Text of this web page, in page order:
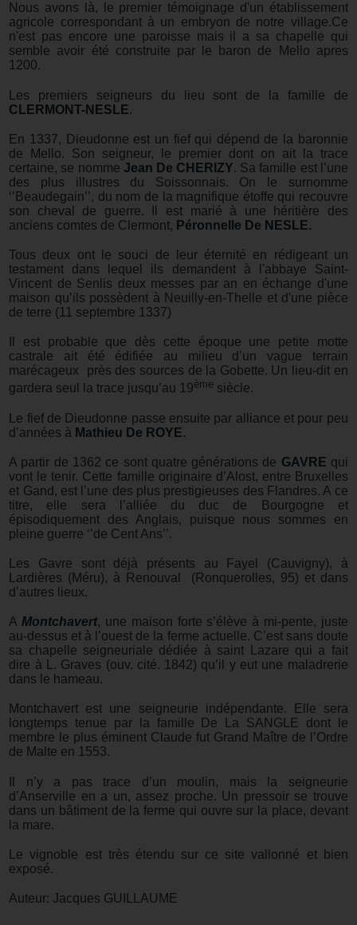
Nous avons là, le premier témoignage d'un établissement
agricole correspondant à un embryon de notre village.Ce
n'est pas encore une paroisse mais il a sa chapelle qui
semble avoir été construite par le baron de Mello apres
1200.
Les premiers seigneurs du lieu sont de la famille de
CLERMONT-NESLE.
En 1337, Dieudonne est un fief qui dépend de la baronnie
de Mello. Son seigneur, le premier dont on ait la trace
certaine, se nomme Jean De CHERIZY. Sa famille est l’une
des plus illustres du Soissonnais. On le surnomme
‘’Beaudegain’’, du nom de la magnifique étoffe qui recouvre
son cheval de guerre. Il est marié à une héritière des
anciens comtes de Clermont, Péronnelle De NESLE.
Tous deux ont le souci de leur éternité en rédigeant un
testament dans lequel ils demandent à l'abbaye Saint-
Vincent de Senlis deux messes par an en échange d'une
maison qu’ils possèdent à Neuilly-en-Thelle et d'une pièce
de terre (11 septembre 1337)
Il est probable que dès cette époque une petite motte
castrale ait été édifiée au milieu d’un vague terrain
marécageux près des sources de la Gobette. Un lieu-dit en
gardera seul la trace jusqu’au 19ème siècle.
Le fief de Dieudonne passe ensuite par alliance et pour peu
d’années à Mathieu De ROYE.
A partir de 1362 ce sont quatre générations de GAVRE qui
vont le tenir. Cette famille originaire d’Alost, entre Bruxelles
et Gand, est l’une des plus prestigieuses des Flandres. A ce
titre, elle sera l’alliée du duc de Bourgogne et
épisodiquement des Anglais, puisque nous sommes en
pleine guerre ‘’de Cent Ans’’.
Les Gavre sont déjà présents au Fayel (Cauvigny), à
Lardières (Méru), à Renouval (Ronquerolles, 95) et dans
d’autres lieux.
A Montchavert, une maison forte s’élève à mi-pente, juste
au-dessus et à l’ouest de la ferme actuelle. C’est sans doute
sa chapelle seigneuriale dédiée à saint Lazare qui a fait
dire à L. Graves (ouv. cité. 1842) qu’il y eut une maladrerie
dans le hameau.
Montchavert est une seigneurie indépendante. Elle sera
longtemps tenue par la famille De La SANGLE dont le
membre le plus éminent Claude fut Grand Maître de l’Ordre
de Malte en 1553.
Il n’y a pas trace d’un moulin, mais la seigneurie
d’Anserville en a un, assez proche. Un pressoir se trouve
dans un bâtiment de la ferme qui ouvre sur la place, devant
la mare.
Le vignoble est très étendu sur ce site vallonné et bien
exposé.
Auteur: Jacques GUILLAUME